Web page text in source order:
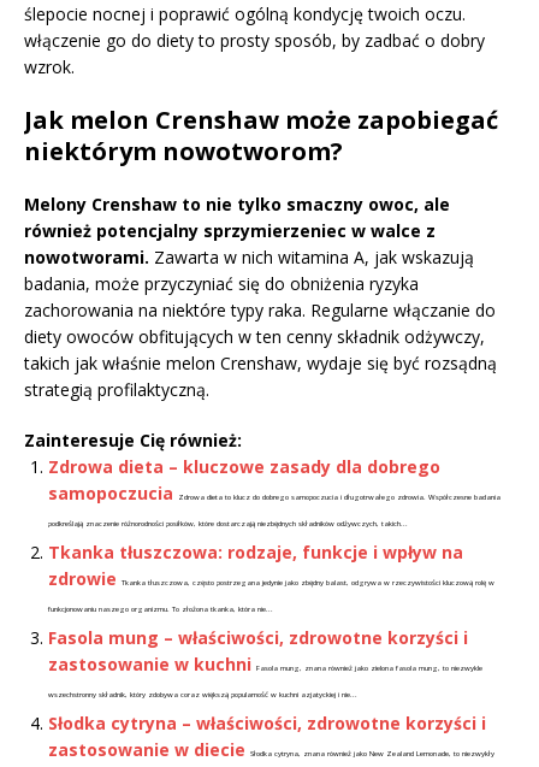
ślepocie nocnej i poprawić ogólną kondycję twoich oczu.
włączenie go do diety to prosty sposób, by zadbać o dobry
wzrok.
Jak melon Crenshaw może zapobiegać
niektórym nowotworom?
Melony Crenshaw to nie tylko smaczny owoc, ale
również potencjalny sprzymierzeniec w walce z
nowotworami. Zawarta w nich witamina A, jak wskazują
badania, może przyczyniać się do obniżenia ryzyka
zachorowania na niektóre typy raka. Regularne włączanie do
diety owoców obfitujących w ten cenny składnik odżywczy,
takich jak właśnie melon Crenshaw, wydaje się być rozsądną
strategią profilaktyczną.
Zainteresuje Cię również:
Zdrowa dieta – kluczowe zasady dla dobrego
samopoczucia
Zdrowa dieta to klucz do dobrego samopoczucia i długotrwałego zdrowia. Współczesne badania
podkreślają znaczenie różnorodności posiłków, które dostarczają niezbędnych składników odżywczych, takich...
Tkanka tłuszczowa: rodzaje, funkcje i wpływ na
zdrowie
Tkanka tłuszczowa, często postrzegana jedynie jako zbędny balast, odgrywa w rzeczywistości kluczową rolę w
funkcjonowaniu naszego organizmu. To złożona tkanka, która nie...
Fasola mung – właściwości, zdrowotne korzyści i
zastosowanie w kuchni
Fasola mung, znana również jako zielona fasola mung, to niezwykle
wszechstronny składnik, który zdobywa coraz większą popularność w kuchni azjatyckiej i nie...
Słodka cytryna – właściwości, zdrowotne korzyści i
zastosowanie w diecie
Słodka cytryna, znana również jako New Zealand Lemonade, to niezwykły